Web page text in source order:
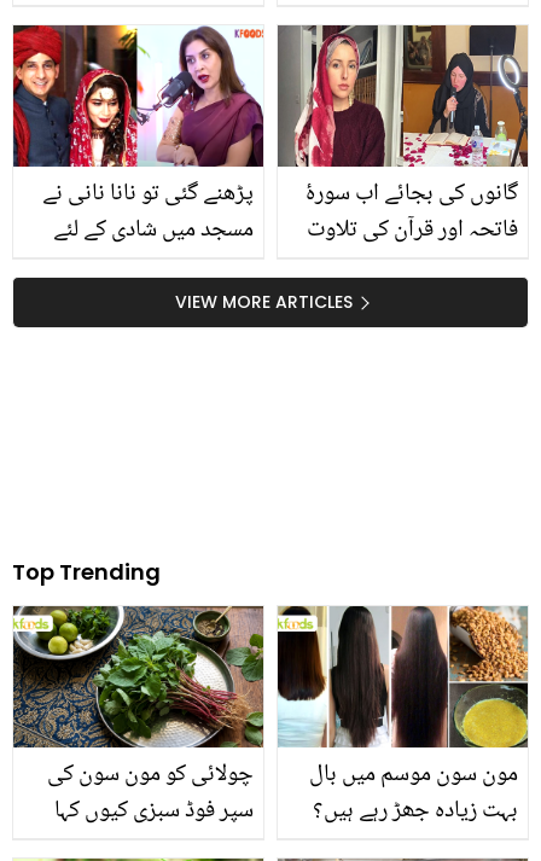
3 مشکلات اور ان کا حل
لندن میں ہونے والے واقعہ
پر شدید تنقید، کیا کچھ
کہہ دیا؟
پڑھنے گئی تو نانا نانی نے
مسجد میں شادی کے لئے
طلاق پر بول پڑیں
گانوں کی بجائے اب سورۂ
فاتحہ اور قرآن کی تلاوت
گلوکارہ جینیفر کے بطور
مسلمان 11 سال کیسے
VIEW MORE ARTICLES
Top Trending
چولائی کو مون سون کی
سپر فوڈ سبزی کیوں کہا
مون سون موسم میں بال
بہت زیادہ جھڑ رہے ہیں؟